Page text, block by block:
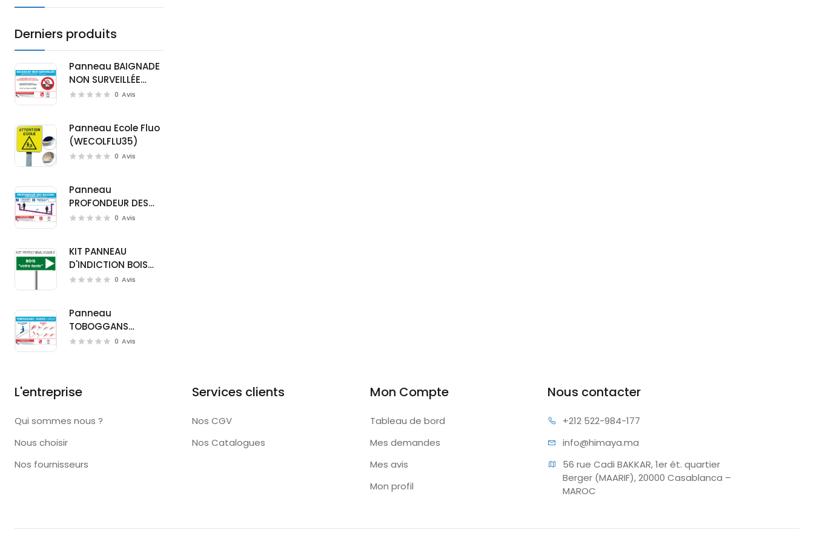
Derniers produits
Panneau BAIGNADE
NON SURVEILLÉE
(D0720M)0 Avis
Panneau Ecole Fluo
(WECOLFLU35)
0 Avis
Panneau
PROFONDEUR DES
BASSINS (D0721M)
0 Avis
KIT PANNEAU
D'INDICTION BOIS
(W0126)
0 Avis
Panneau
TOBOGGANS
(D0723M)0 Avis
L'entreprise
Qui sommes nous ?
Nous choisir
Nos fournisseurs
Services clients
Nos CGV
Nos Catalogues
Mon Compte
Tableau de bord
Mes demandes
Mes avis
Mon profil
Nous contacter
+212 522-984-177
info@himaya.ma
56 rue Cadi BAKKAR, 1er ét. quartier
Berger (MAARIF), 20000 Casablanca –
MAROC